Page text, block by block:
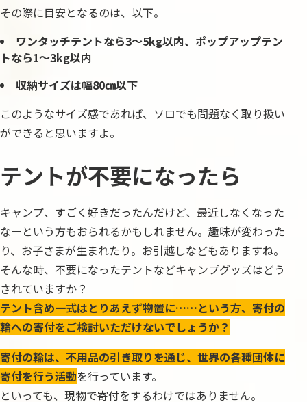
その際に目安となるのは、以下。
ワンタッチテントなら3〜5kg以内、ポップアップテン
トなら1～3kg以内
収納サイズは幅80㎝以下
このようなサイズ感であれば、ソロでも問題なく取り扱い
ができると思いますよ。
テントが不要になったら
キャンプ、すごく好きだったんだけど、最近しなくなった
なーという方もおられるかもしれません。趣味が変わった
り、お子さまが生まれたり。お引越しなどもありますね。
そんな時、不要になったテントなどキャンプグッズはどう
されていますか？
テント含め一式はとりあえず物置に……という方、寄付の
輪への寄付をご検討いただけないでしょうか？
寄付の輪は、不用品の引き取りを通じ、世界の各種団体に
寄付を行う活動を行っています。
といっても、現物で寄付をするわけではありません。